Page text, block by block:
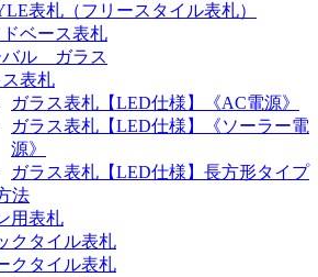
表札（フリースタイル表札）
ドベース表札
バル ガラス
ス表札
ガラス表札【LED仕様】《AC電源》
ガラス表札【LED仕様】《ソーラー電
源》
ガラス表札【LED仕様】長方形タイプ
法
用表札
クタイル表札
クタイル表札